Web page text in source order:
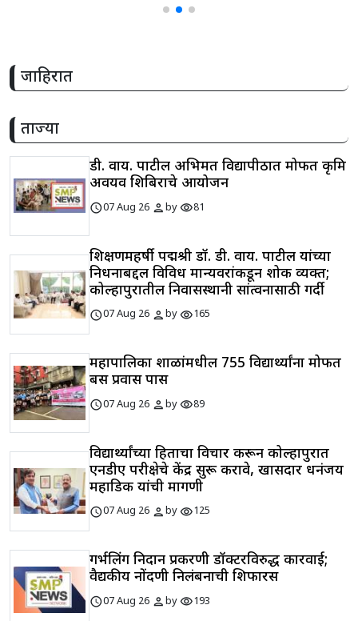
जाहिरात
ताज्या
डी. वाय. पाटील अभिमत विद्यापीठात मोफत कृत्रिम
अवयव शिबिराचे आयोजन
schedule07 Aug 26 personbyvisibility81
शिक्षणमहर्षी पद्मश्री डॉ. डी. वाय. पाटील यांच्या
निधनाबद्दल विविध मान्यवरांकडून शोक व्यक्त;
कोल्हापुरातील निवासस्थानी सांत्वनासाठी गर्दी
schedule07 Aug 26 personbyvisibility165
महापालिका शाळांमधील 755 विद्यार्थ्यांना मोफत
बस प्रवास पास
schedule07 Aug 26 personbyvisibility89
विद्यार्थ्यांच्या हिताचा विचार करून कोल्हापुरात
एनडीए परीक्षेचे केंद्र सुरू करावे, खासदार धनंजय
महाडिक यांची मागणी
schedule07 Aug 26 personbyvisibility125
गर्भलिंग निदान प्रकरणी डॉक्टरविरुद्ध कारवाई;
वैद्यकीय नोंदणी निलंबनाची शिफारस
schedule07 Aug 26 personbyvisibility193